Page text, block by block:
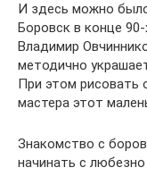
И здесь можно
Боровск в конце
Владимир
методично
При этом рисовать
мастера этот
Знакомство с
начинать с